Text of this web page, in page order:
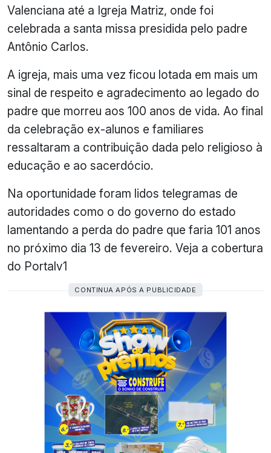
Valenciana até a Igreja Matriz, onde foi
celebrada a santa missa presidida pelo padre
Antônio Carlos.
A igreja, mais uma vez ficou lotada em mais um
sinal de respeito e agradecimento ao legado do
padre que morreu aos 100 anos de vida. Ao final
da celebração ex-alunos e familiares
ressaltaram a contribuição dada pelo religioso à
educação e ao sacerdócio.
Na oportunidade foram lidos telegramas de
autoridades como o do governo do estado
lamentando a perda do padre que faria 101 anos
no próximo dia 13 de fevereiro. Veja a cobertura
do Portalv1
CONTINUA APÓS A PUBLICIDADE